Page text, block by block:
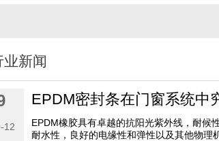
业新闻
12
EPDM密封条在门窗系统中
EPDM橡胶具有卓越的抗阳光紫外线，耐候
耐水性，良好的电缘性和弹性以及其他物理